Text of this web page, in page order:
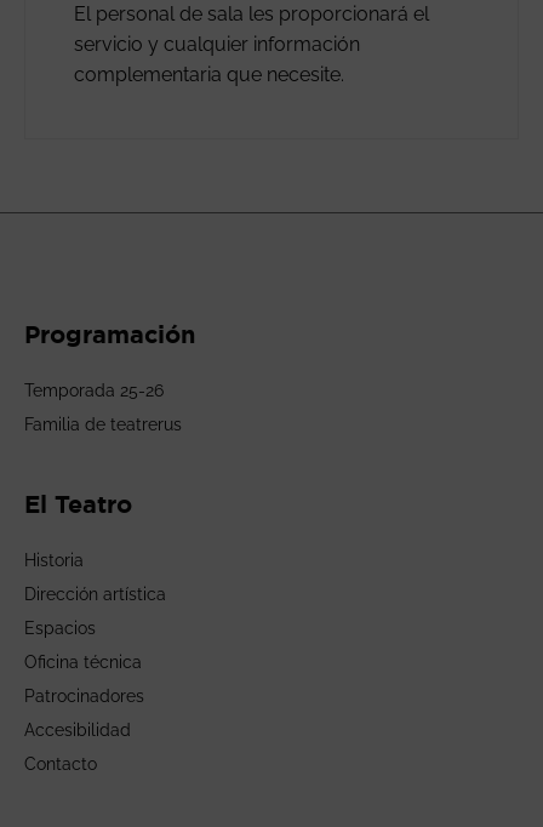
El personal de sala les proporcionará el
servicio y cualquier información
complementaria que necesite.
Programación
Temporada 25-26
Familia de teatrerus
El Teatro
Historia
Dirección artística
Espacios
Oficina técnica
Patrocinadores
Accesibilidad
Contacto